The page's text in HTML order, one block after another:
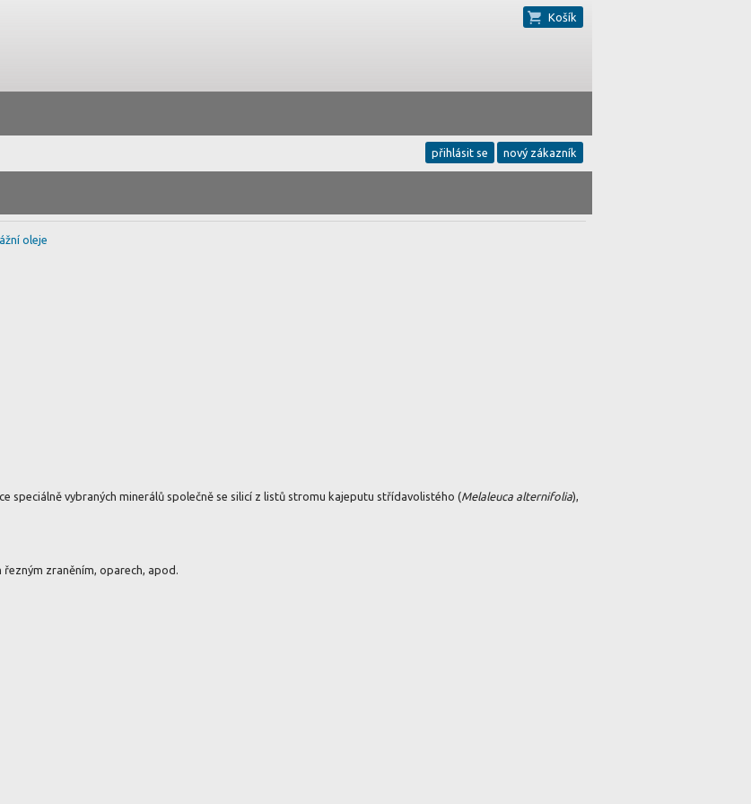
Košík
přihlásit se nový zákazník
oleje
speciálně vybraných minerálů společně se silicí z listů stromu kajeputu střídavolistého (Melaleuca alternifolia),
zraněním, oparech, apod.